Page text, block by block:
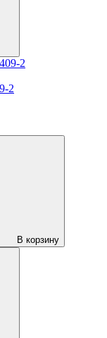
2
В корзину